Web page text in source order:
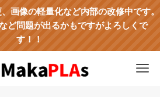
画像の軽量化など内部の改修中です。
ど問題が出るかもですがよろしくで
す！！